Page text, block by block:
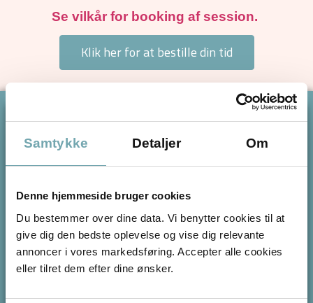
Samtykke Detaljer Om
Denne hjemmeside bruger cookies
Du bestemmer over dine data. Vi benytter cookies til at
give dig den bedste oplevelse og vise dig relevante
annoncer i vores markedsføring. Accepter alle cookies
eller tilret dem efter dine ønsker.
Se vilkår for booking af session.
Klik her for at bestille din tid
telepati med vores nye, dejlige
Det var meget rørende at læse og WAU sikke et
kæmpestort og meget grundigt arbejde!
Jeg vidste jo godt på forhånd, at du er dygtig. Men
jeg er dybt imponeret over, hvad du kan – det er